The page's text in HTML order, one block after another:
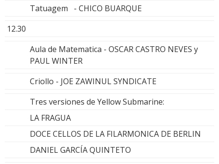
Tatuagem - CHICO BUARQUE
12.30
Aula de Matematica - OSCAR CASTRO NEVES y
PAUL WINTER
Criollo - JOE ZAWINUL SYNDICATE
Tres versiones de Yellow Submarine:
LA FRAGUA
DOCE CELLOS DE LA FILARMONICA DE BERLIN
DANIEL GARCÍA QUINTETO